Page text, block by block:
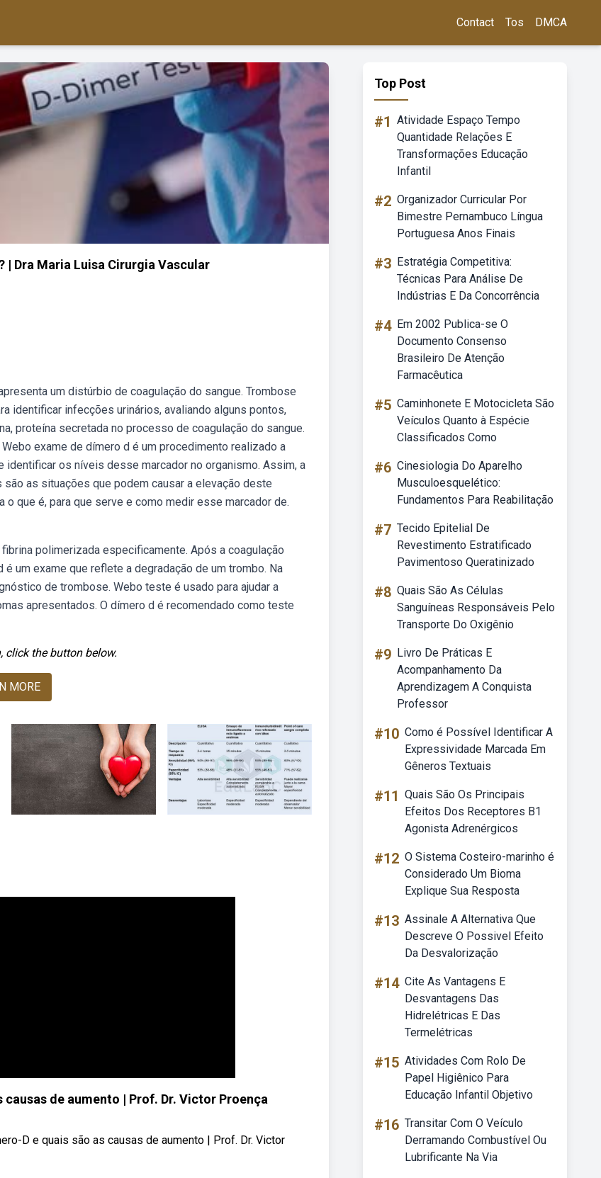
Contact Tos DMCA
| Dra Maria Luisa Cirurgia Vascular
um distúrbio de coagulação do sangue. Trombose
identificar infecções urinários, avaliando alguns pontos,
proteína secretada no processo de coagulação do sangue.
exame de dímero d é um procedimento realizado a
identificar os níveis desse marcador no organismo. Assim, a
as situações que podem causar a elevação deste
que é, para que serve e como medir esse marcador de.
polimerizada especificamente. Após a coagulação
um exame que reflete a degradação de um trombo. Na
de trombose. Webo teste é usado para ajudar a
apresentados. O dímero d é recomendado como teste
click the button below.
MORE
causas de aumento | Prof. Dr. Victor Proença
D e quais são as causas de aumento | Prof. Dr. Victor
Top Post
#1 Atividade Espaço Tempo
Quantidade Relações E
Transformações Educação
Infantil
#2 Organizador Curricular Por
Bimestre Pernambuco Língua
Portuguesa Anos Finais
#3 Estratégia Competitiva:
Técnicas Para Análise De
Indústrias E Da Concorrência
#4 Em 2002 Publica-se O
Documento Consenso
Brasileiro De Atenção
Farmacêutica
#5 Caminhonete E Motocicleta São
Veículos Quanto à Espécie
Classificados Como
#6 Cinesiologia Do Aparelho
Musculoesquelético:
Fundamentos Para Reabilitação
#7 Tecido Epitelial De
Revestimento Estratificado
Pavimentoso Queratinizado
#8 Quais São As Células
Sanguíneas Responsáveis Pelo
Transporte Do Oxigênio
#9 Livro De Práticas E
Acompanhamento Da
Aprendizagem A Conquista
Professor
#10 Como é Possível Identificar A
Expressividade Marcada Em
Gêneros Textuais
#11 Quais São Os Principais
Efeitos Dos Receptores B1
Agonista Adrenérgicos
#12 O Sistema Costeiro-marinho é
Considerado Um Bioma
Explique Sua Resposta
#13 Assinale A Alternativa Que
Descreve O Possivel Efeito
Da Desvalorização
#14 Cite As Vantagens E
Desvantagens Das
Hidrelétricas E Das
Termelétricas
#15 Atividades Com Rolo De
Papel Higiênico Para
Educação Infantil Objetivo
#16 Transitar Com O Veículo
Derramando Combustível Ou
Lubrificante Na Via